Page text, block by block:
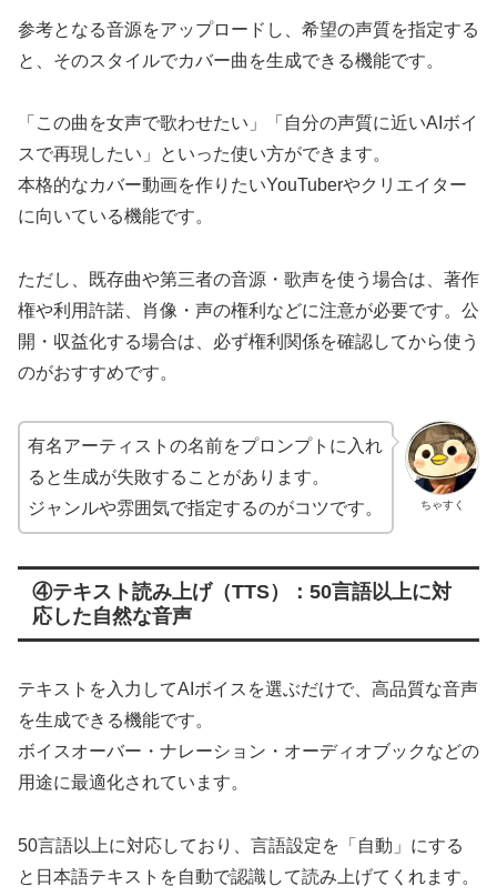
参考となる音源をアップロードし、希望の声質を指定する
と、そのスタイルでカバー曲を生成できる機能です。
「この曲を女声で歌わせたい」「自分の声質に近いAIボイ
スで再現したい」といった使い方ができます。
本格的なカバー動画を作りたいYouTuberやクリエイター
に向いている機能です。
ただし、既存曲や第三者の音源・歌声を使う場合は、著作
権や利用許諾、肖像・声の権利などに注意が必要です。公
開・収益化する場合は、必ず権利関係を確認してから使う
のがおすすめです。
ちゃすく
有名アーティストの名前をプロンプトに入れ
ると生成が失敗することがあります。
ジャンルや雰囲気で指定するのがコツです。
④テキスト読み上げ（TTS）：50言語以上に対
応した自然な音声
テキストを入力してAIボイスを選ぶだけで、高品質な音声
を生成できる機能です。
ボイスオーバー・ナレーション・オーディオブックなどの
用途に最適化されています。
50言語以上に対応しており、言語設定を「自動」にする
と日本語テキストを自動で認識して読み上げてくれます。